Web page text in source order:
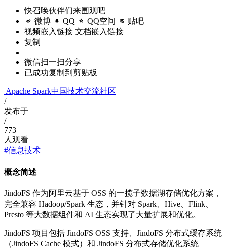
快召唤伙伴们来围观吧
微博 QQ QQ空间 贴吧
视频嵌入链接 文档嵌入链接
复制
微信扫一扫分享
已成功复制到剪贴板
Apache Spark中国技术交流社区
/
发布于
/
773
人观看
#信息技术
概念简述
JindoFS 作为阿里云基于 OSS 的一揽子数据湖存储优化方案，
完全兼容 Hadoop/Spark 生态，并针对 Spark、Hive、Flink、
Presto 等大数据组件和 AI 生态实现了大量扩展和优化。
JindoFS 项目包括 JindoFS OSS 支持、JindoFS 分布式缓存系统
（JindoFS Cache 模式）和 JindoFS 分布式存储优化系统